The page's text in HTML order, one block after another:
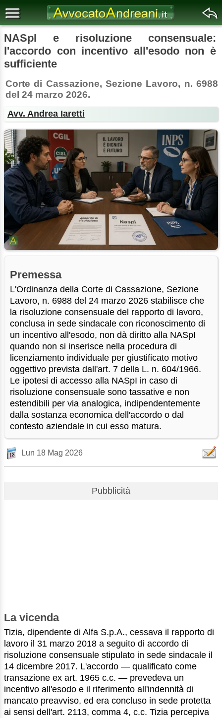
NASpI e risoluzione consensuale:
l'accordo con incentivo all'esodo non è
sufficiente
Corte di Cassazione, Sezione Lavoro, n. 6988
del 24 marzo 2026.
Avv. Andrea Iaretti
Premessa
L'Ordinanza della Corte di Cassazione, Sezione
Lavoro, n. 6988 del 24 marzo 2026 stabilisce che
la risoluzione consensuale del rapporto di lavoro,
conclusa in sede sindacale con riconoscimento di
un incentivo all'esodo, non dà diritto alla NASpI
quando non si inserisce nella procedura di
licenziamento individuale per giustificato motivo
oggettivo prevista dall'art. 7 della L. n. 604/1966.
Le ipotesi di accesso alla NASpI in caso di
risoluzione consensuale sono tassative e non
estendibili per via analogica, indipendentemente
dalla sostanza economica dell'accordo o dal
contesto aziendale in cui esso matura.
Lun 18 Mag 2026
Pubblicità
La vicenda
Tizia, dipendente di Alfa S.p.A., cessava il rapporto di
lavoro il 31 marzo 2018 a seguito di accordo di
risoluzione consensuale stipulato in sede sindacale il
14 dicembre 2017. L'accordo — qualificato come
transazione ex art. 1965 c.c. — prevedeva un
incentivo all'esodo e il riferimento all'indennità di
mancato preavviso, ed era concluso in sede protetta
ai sensi dell'art. 2113, comma 4, c.c. Tizia percepiva